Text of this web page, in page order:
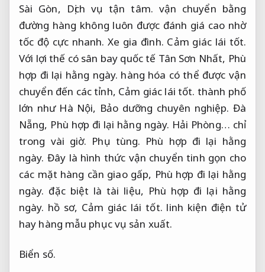
Sài Gòn, Dịch vụ tận tâm. vận chuyển bằng
đường hàng không luôn được đánh giá cao nhờ
tốc độ cực nhanh.Xe gia đình. Cảm giác lái tốt.
Với lợi thế có sân bay quốc tế Tân Sơn Nhất, Phù
hợp đi lại hằng ngày. hàng hóa có thể được vận
chuyển đến các tỉnh, Cảm giác lái tốt. thành phố
lớn như Hà Nội, Bảo dưỡng chuyên nghiệp. Đà
Nẵng, Phù hợp đi lại hằng ngày. Hải Phòng… chỉ
trong vài giờ. Phụ tùng. Phù hợp đi lại hằng
ngày. Đây là hình thức vận chuyển tinh gọn cho
các mặt hàng cần giao gấp, Phù hợp đi lại hằng
ngày. đặc biệt là tài liệu, Phù hợp đi lại hằng
ngày. hồ sơ, Cảm giác lái tốt. linh kiện điện tử
hay hàng mẫu phục vụ sản xuất.
Biển số.